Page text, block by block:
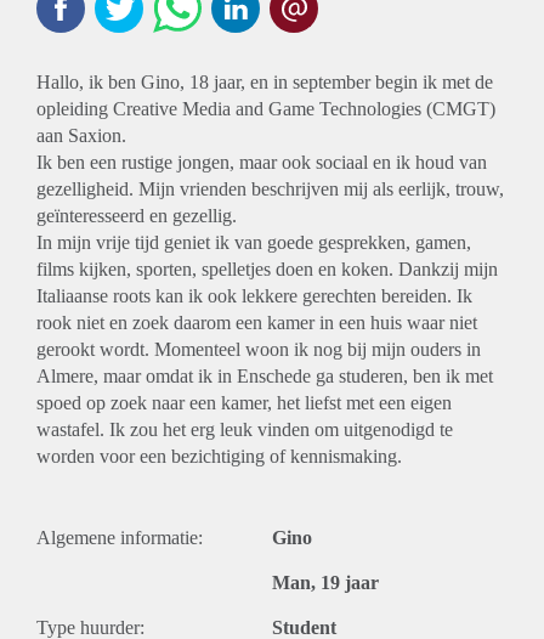
Hallo, ik ben Gino, 18 jaar, en in september begin ik met de
opleiding Creative Media and Game Technologies (CMGT)
aan Saxion.
Ik ben een rustige jongen, maar ook sociaal en ik houd van
gezelligheid. Mijn vrienden beschrijven mij als eerlijk, trouw,
geïnteresseerd en gezellig.
In mijn vrije tijd geniet ik van goede gesprekken, gamen,
films kijken, sporten, spelletjes doen en koken. Dankzij mijn
Italiaanse roots kan ik ook lekkere gerechten bereiden. Ik
rook niet en zoek daarom een kamer in een huis waar niet
gerookt wordt. Momenteel woon ik nog bij mijn ouders in
Almere, maar omdat ik in Enschede ga studeren, ben ik met
spoed op zoek naar een kamer, het liefst met een eigen
wastafel. Ik zou het erg leuk vinden om uitgenodigd te
worden voor een bezichtiging of kennismaking.
Algemene informatie: Gino
Man, 19 jaar
Type huurder: Student